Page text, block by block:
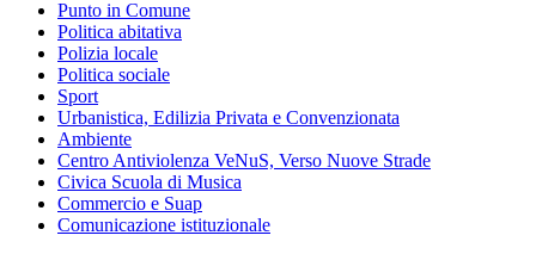
Punto in Comune
Politica abitativa
Polizia locale
Politica sociale
Sport
Urbanistica, Edilizia Privata e Convenzionata
Ambiente
Centro Antiviolenza VeNuS, Verso Nuove Strade
Civica Scuola di Musica
Commercio e Suap
Comunicazione istituzionale